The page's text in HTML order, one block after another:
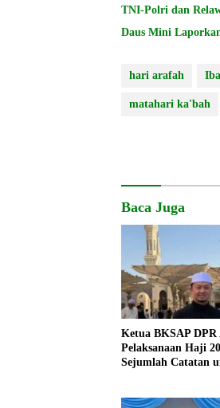
TNI-Polri dan
Daus Mini
hari arafah
matahari ka'bah
Baca Juga
Ketua BKSAP DPR
Pelaksanaan Haji
Sejumlah Catatan